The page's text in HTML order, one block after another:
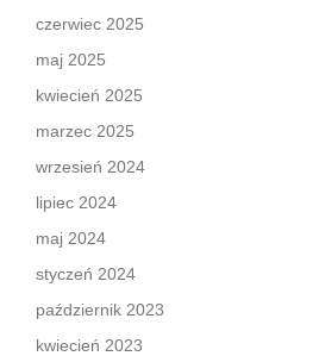
czerwiec 2025
maj 2025
kwiecień 2025
marzec 2025
wrzesień 2024
lipiec 2024
maj 2024
styczeń 2024
październik 2023
kwiecień 2023